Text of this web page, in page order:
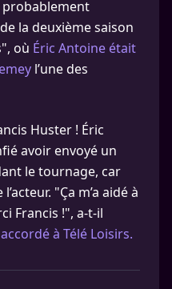
probablement
la deuxième saison
où Éric Antoine était
l’une des
Huster ! Éric
avoir envoyé un
le tournage, car
"Ça m’a aidé à
Francis !", a-t-il
accordé à Télé Loisirs.